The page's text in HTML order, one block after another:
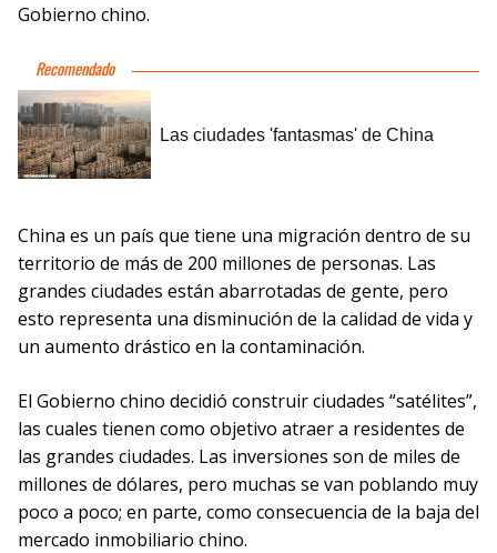
Gobierno chino.
China es un país que tiene una migración dentro de su
territorio de más de 200 millones de personas. Las
grandes ciudades están abarrotadas de gente, pero
esto representa una disminución de la calidad de vida y
un aumento drástico en la contaminación.
El Gobierno chino decidió construir ciudades “satélites”,
las cuales tienen como objetivo atraer a residentes de
las grandes ciudades. Las inversiones son de miles de
millones de dólares, pero muchas se van poblando muy
poco a poco; en parte, como consecuencia de la baja del
mercado inmobiliario chino.